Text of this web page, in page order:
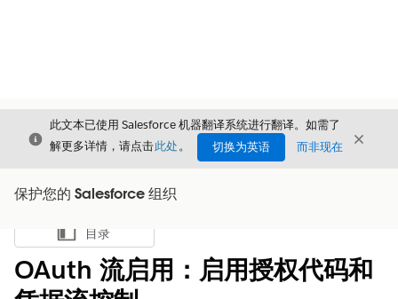
关闭
此文本已使用 Salesforce 机器翻译系统进行翻译。如需了
解更多详情，请点击此处。 切换为英语 而非现在 关闭
保护您的 Salesforce 组织
显示目录
目录
OAuth 流启用：启用授权代码和